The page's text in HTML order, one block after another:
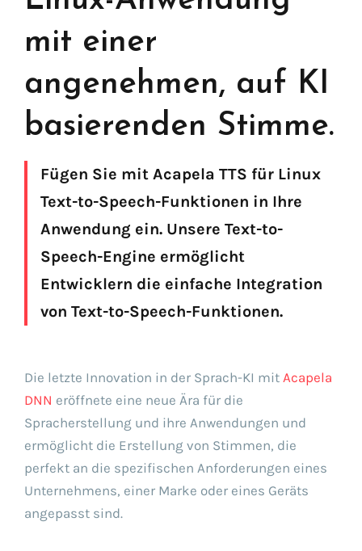
Finden Sie Ihre Text-to-Speech-Lösung
mit einer
angenehmen, auf KI
basierenden Stimme.
Fügen Sie mit Acapela TTS für Linux
Text-to-Speech-Funktionen in Ihre
Anwendung ein. Unsere Text-to-
Speech-Engine ermöglicht
Entwicklern die einfache Integration
von Text-to-Speech-Funktionen.
Die letzte Innovation in der Sprach-KI mit Acapela
DNN eröffnete eine neue Ära für die
Spracherstellung und ihre Anwendungen und
ermöglicht die Erstellung von Stimmen, die
perfekt an die spezifischen Anforderungen eines
Unternehmens, einer Marke oder eines Geräts
angepasst sind.